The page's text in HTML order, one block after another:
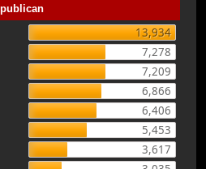
13,934
7,278
7,209
6,866
6,406
5,453
3,617